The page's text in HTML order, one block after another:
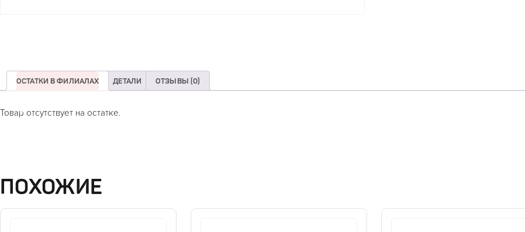
ОСТАТКИ В ФИЛИАЛАХ ДЕТАЛИ ОТЗЫВЫ (0)
Товар отсутствует на остатке.
ПОХОЖИЕ